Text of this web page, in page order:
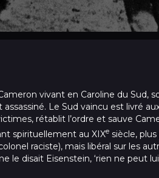
vivant en Caroline du Sud,
Le Sud vaincu est livré
rétablit l’ordre et sauve
spirituellement au XIXe siècle,
raciste), mais libéral sur les
disait Eisenstein, ‘rien ne peut